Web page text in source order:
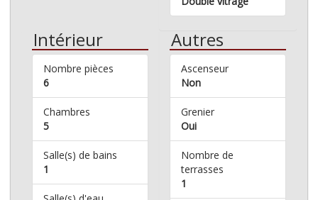
Intérieur
Nombre pièces
6
Chambres
5
Salle(s) de bains
1
Autres
Ascenseur
Non
Grenier
Oui
Nombre de
terrasses
1